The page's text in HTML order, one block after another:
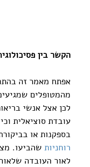
הקשר בין
אפתח מאמר זה
מהמטופלים
לכן אצל אנשי
עובדת סוציאלית
בספקנות או
רוחניות שהביעו.
לאור העובדה